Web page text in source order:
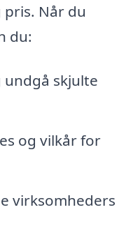
Når du
du:
skjulte
og vilkår for
virksomheders